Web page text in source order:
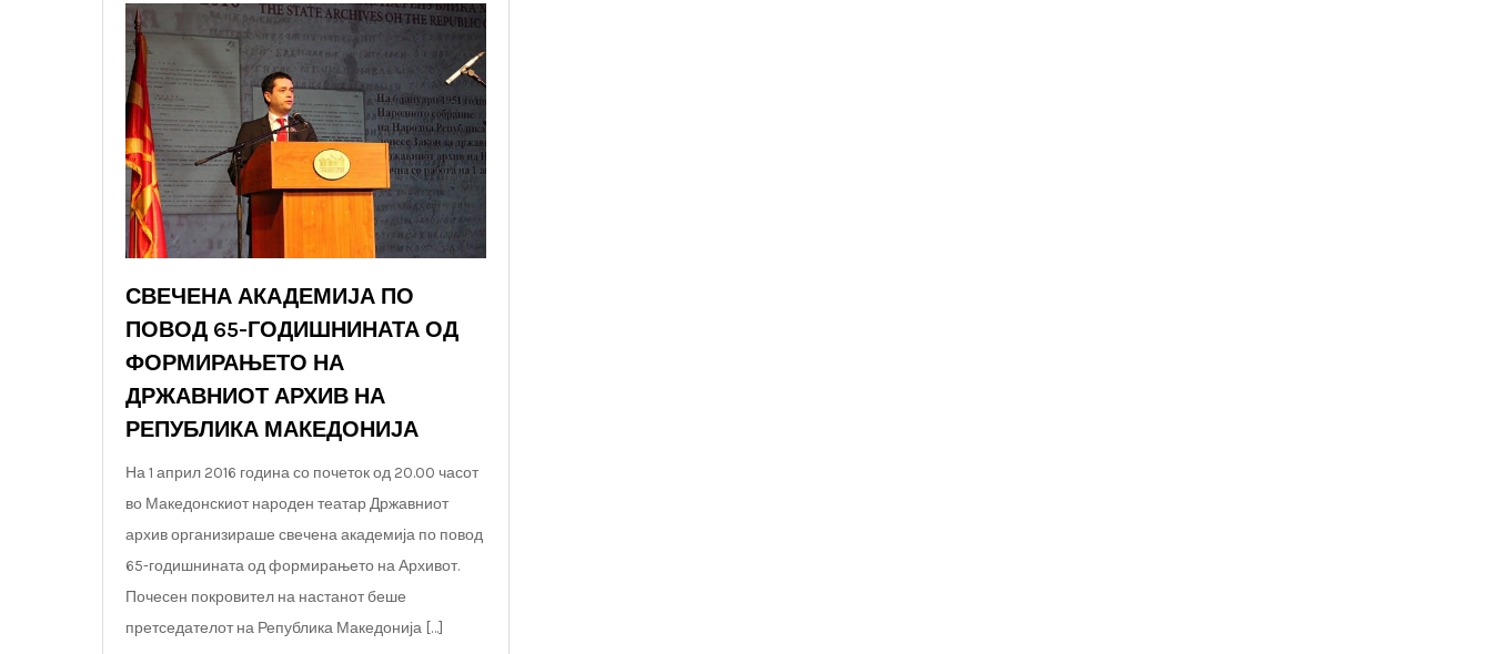
СВЕЧЕНА АКАДЕМИЈА ПО
ПОВОД 65-ГОДИШНИНАТА ОД
ФОРМИРАЊЕТО НА
ДРЖАВНИОТ АРХИВ НА
РЕПУБЛИКА МАКЕДОНИЈА
На 1 април 2016 година со почеток од 20.00 часот
во Македонскиот народен театар Државниот
архив организираше свечена академија по повод
65-годишнината од формирањето на Архивот.
Почесен покровител на настанот беше
претседателот на Република Македонија […]